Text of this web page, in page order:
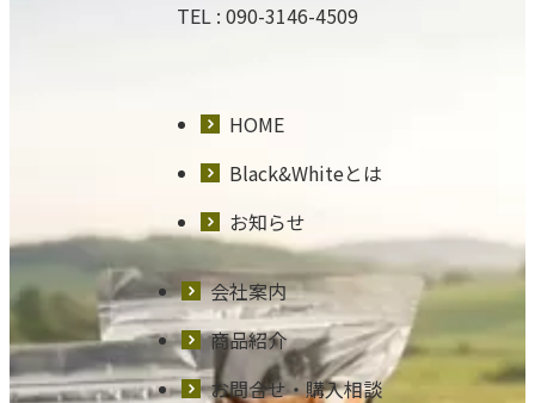
TEL : 090-3146-4509
HOME
Black&Whiteとは
お知らせ
会社案内
商品紹介
お問合せ・購入相談